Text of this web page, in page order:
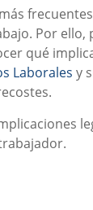
Por ello,
qué
Laborales y